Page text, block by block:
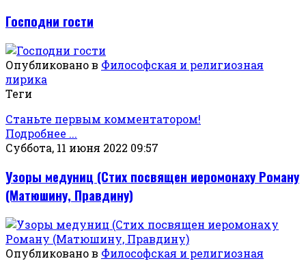
Господни гости
Опубликовано в Философская и религиозная
лирика
Теги
Станьте первым комментатором!
Подробнее ...
Суббота, 11 июня 2022 09:57
Узоры медуниц (Стих посвящен иеромонаху Роману
(Матюшину, Правдину)
Опубликовано в Философская и религиозная